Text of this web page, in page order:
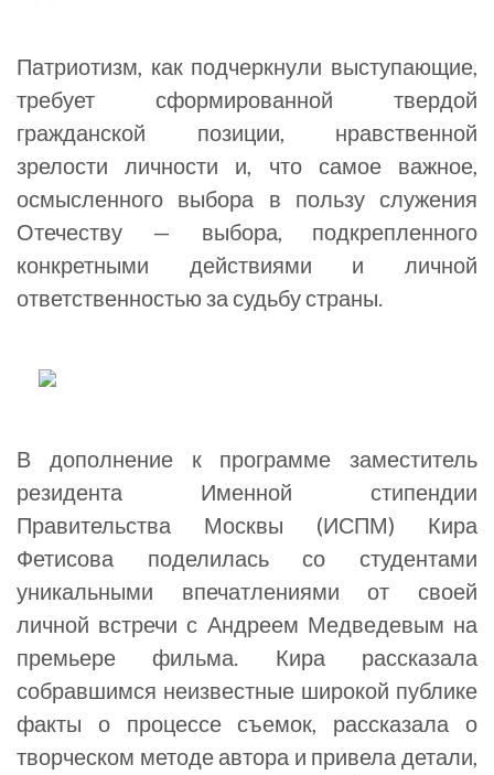
Патриотизм, как подчеркнули выступающие,
требует сформированной твердой
гражданской позиции, нравственной
зрелости личности и, что самое важное,
осмысленного выбора в пользу служения
Отечеству — выбора, подкрепленного
конкретными действиями и личной
ответственностью за судьбу страны.
В дополнение к программе заместитель
резидента Именной стипендии
Правительства Москвы (ИСПМ) Кира
Фетисова поделилась со студентами
уникальными впечатлениями от своей
личной встречи с Андреем Медведевым на
премьере фильма. Кира рассказала
собравшимся неизвестные широкой публике
факты о процессе съемок, рассказала о
творческом методе автора и привела детали,